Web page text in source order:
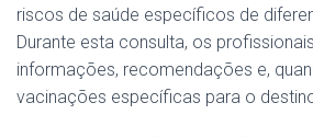
riscos de saúde específicos de
Durante esta consulta, os
informações, recomendações e,
vacinações específicas para o